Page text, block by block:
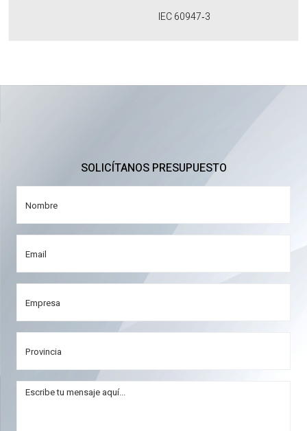
IEC 60947‐3
SOLICÍTANOS PRESUPUESTO